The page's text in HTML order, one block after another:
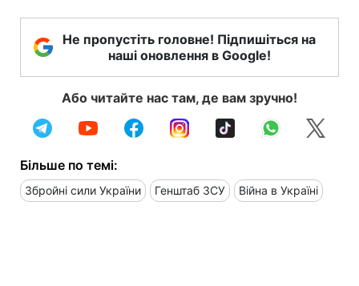
Не пропустіть головне! Підпишіться на
наші оновлення в Google!
Або читайте нас там, де вам зручно!
Більше по темі:
Збройні сили України Генштаб ЗСУ Війна в Україні